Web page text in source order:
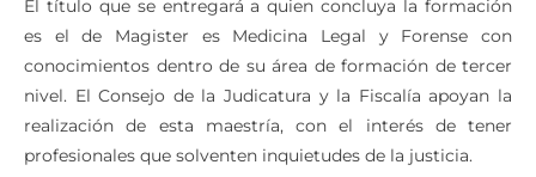
El título que se entregará a quien concluya la formación
es el de Magister es Medicina Legal y Forense con
conocimientos dentro de su área de formación de tercer
nivel. El Consejo de la Judicatura y la Fiscalía apoyan la
realización de esta maestría, con el interés de tener
profesionales que solventen inquietudes de la justicia.